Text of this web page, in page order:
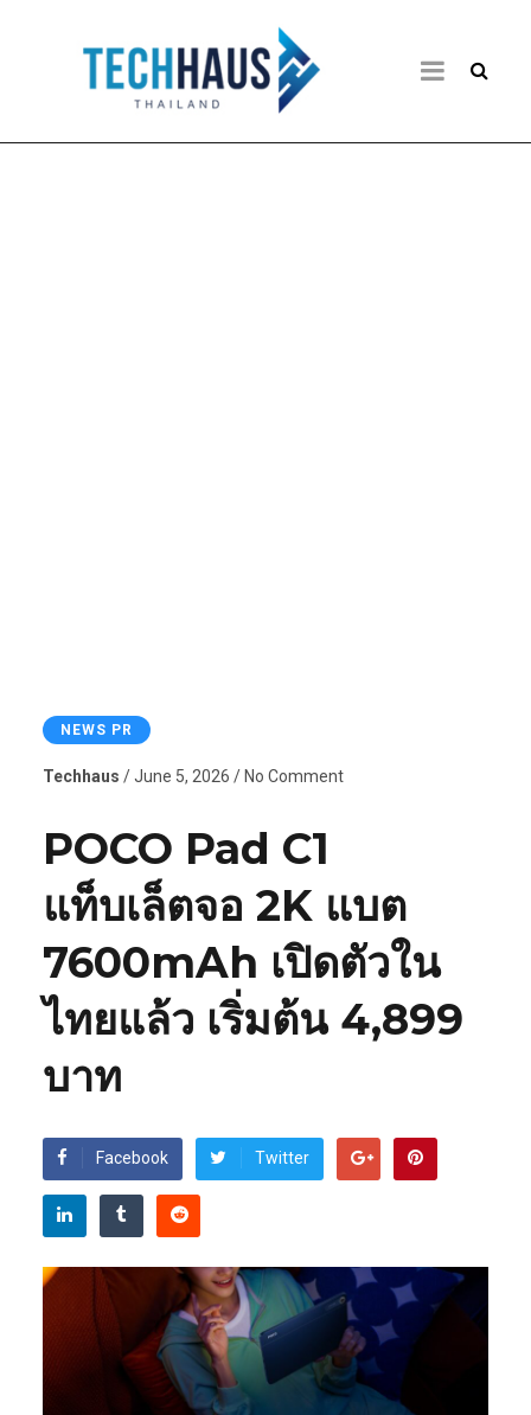
NEWS PR
Techhaus / June 5, 2026 / No Comment
POCO Pad C1
แท็บเล็ตจอ 2K แบต
7600mAh เปิดตัวใน
ไทยแล้ว เริ่มต้น 4,899
บาท
Facebook Twitter